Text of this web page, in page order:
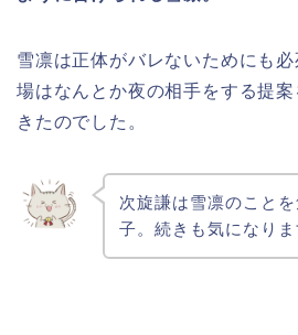
雪凛は正体がバレないためにも
場はなんとか夜の相手をする提
きたのでした。
次旋謙は雪凛のこと
子。続きも気になりま